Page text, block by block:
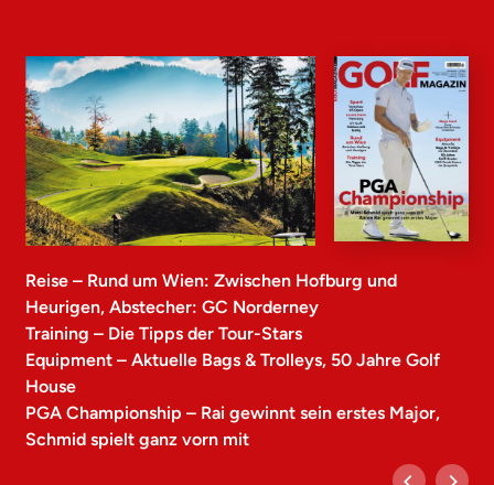
Reise – Rund um Wien: Zwischen Hofburg und
Heurigen, Abstecher: GC Norderney
Training – Die Tipps der Tour-Stars
Equipment – Aktuelle Bags & Trolleys, 50 Jahre Golf
House
PGA Championship – Rai gewinnt sein erstes Major,
Schmid spielt ganz vorn mit